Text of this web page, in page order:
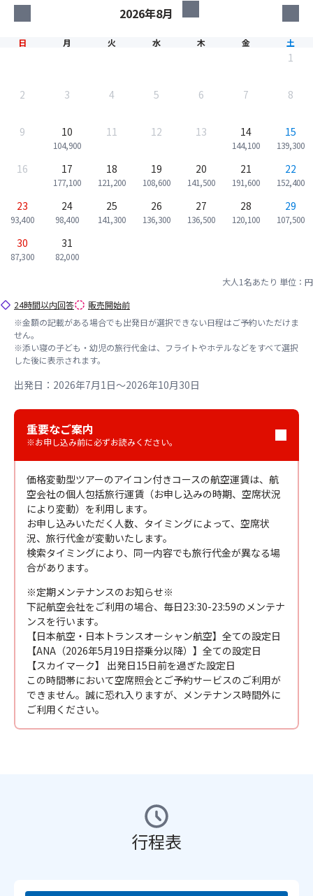
日 月 火 水 木 金 土
1
2 3 4 5 6 7 8
9 10
104,900
11 12 13 14
144,100
15
139,300
16 17
177,100
18
121,200
19
108,600
20
141,500
21
191,600
22
152,400
23
93,400
24
98,400
25
141,300
26
136,300
27
136,500
28
120,100
29
107,500
30
87,300
31
82,000
大人1名あたり 単位：円
24時間以内回答
販売開始前
※金額の記載がある場合でも出発日が選択できない日程はご予約いただけま
せん。
※添い寝の子ども・幼児の旅行代金は、フライトやホテルなどをすべて選択
した後に表示されます。
出発日：2026年7月1日～2026年10月30日
重要なご案内
※お申し込み前に必ずお読みください。
価格変動型ツアーのアイコン付きコースの航空運賃は、航
空会社の個人包括旅行運賃（お申し込みの時期、空席状況
により変動）を利用します。
お申し込みいただく人数、タイミングによって、空席状
況、旅行代金が変動いたします。
検索タイミングにより、同一内容でも旅行代金が異なる場
合があります。
※定期メンテナンスのお知らせ※
下記航空会社をご利用の場合、毎日23:30-23:59のメンテナ
ンスを行います。
【日本航空・日本トランスオーシャン航空】全ての設定日
【ANA（2026年5月19日搭乗分以降）】全ての設定日
【スカイマーク】 出発日15日前を過ぎた設定日
この時間帯において空席照会とご予約サービスのご利用が
できません。誠に恐れ入りますが、メンテナンス時間外に
ご利用ください。
行程表